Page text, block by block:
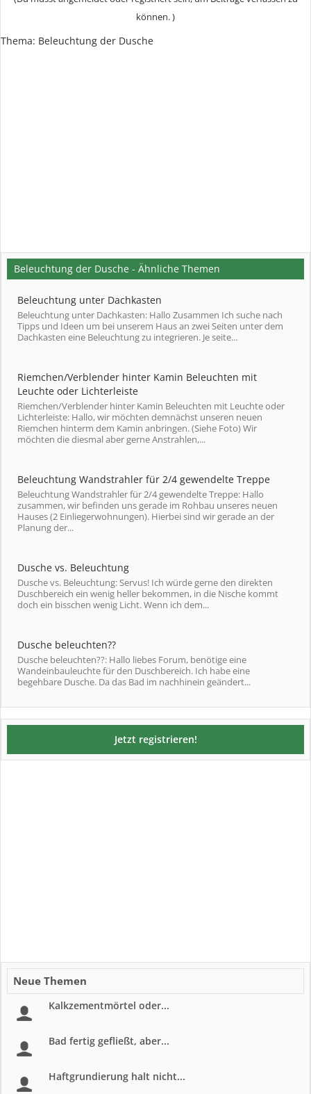
können. )
Thema: Beleuchtung der Dusche
Beleuchtung der Dusche - Ähnliche Themen
Beleuchtung unter Dachkasten
Beleuchtung unter Dachkasten: Hallo Zusammen Ich suche nach
Tipps und Ideen um bei unserem Haus an zwei Seiten unter dem
Dachkasten eine Beleuchtung zu integrieren. Je seite...
Riemchen/Verblender hinter Kamin Beleuchten mit
Leuchte oder Lichterleiste
Riemchen/Verblender hinter Kamin Beleuchten mit Leuchte oder
Lichterleiste: Hallo, wir möchten demnächst unseren neuen
Riemchen hinterm dem Kamin anbringen. (Siehe Foto) Wir
möchten die diesmal aber gerne Anstrahlen,...
Beleuchtung Wandstrahler für 2/4 gewendelte Treppe
Beleuchtung Wandstrahler für 2/4 gewendelte Treppe: Hallo
zusammen, wir befinden uns gerade im Rohbau unseres neuen
Hauses (2 Einliegerwohnungen). Hierbei sind wir gerade an der
Planung der...
Dusche vs. Beleuchtung
Dusche vs. Beleuchtung: Servus! Ich würde gerne den direkten
Duschbereich ein wenig heller bekommen, in die Nische kommt
doch ein bisschen wenig Licht. Wenn ich dem...
Dusche beleuchten??
Dusche beleuchten??: Hallo liebes Forum, benötige eine
Wandeinbauleuchte für den Duschbereich. Ich habe eine
begehbare Dusche. Da das Bad im nachhinein geändert...
Jetzt registrieren!
Neue Themen
Kalkzementmörtel oder...
Bad fertig gefließt, aber...
Haftgrundierung halt nicht...